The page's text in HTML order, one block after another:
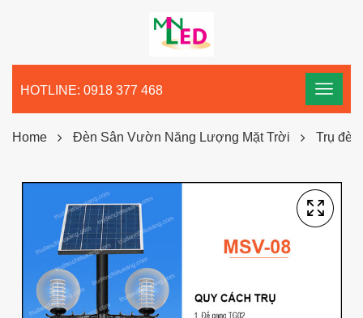
HOTLINE: 0918 377 468
Home Đèn Sân Vườn Năng Lượng Mặt Trời Trụ